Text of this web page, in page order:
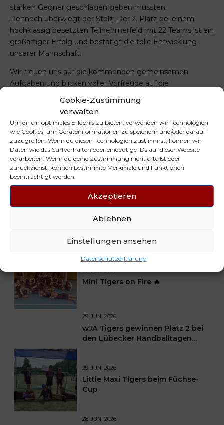
Cookie-Zustimmung
verwalten
Um dir ein optimales Erlebnis zu bieten, verwenden wir Technologien
wie Cookies, um Geräteinformationen zu speichern und/oder darauf
zuzugreifen. Wenn du diesen Technologien zustimmst, können wir
Daten wie das Surfverhalten oder eindeutige IDs auf dieser Website
verarbeiten. Wenn du deine Zustimmung nicht erteilst oder
zurückziehst, können bestimmte Merkmale und Funktionen
beeinträchtigt werden.
Akzeptieren
Ablehnen
Einstellungen ansehen
Datenschutzerklärung
starken Gegner geschlagen geben mussten.
Dennoch überwiegt der Stolz: Der 2. Platz bei einem
hochklassig besetzten Teilnehmerfeld mit 22 Teams ist ein
großartiger Erfolg und bestätigt die tolle Entwicklung
unserer Mannschaft.
Wir freuen uns auf die kommenden gemeinsamen
Aufgaben und blicken voller Vorfreude auf die
Gemeinsam werden wir weiter hart arbeiten und an die
anknüpfen.
PREVIOUS
Little Maxi Tigers
beim Füchse-Cup
Mini Tigers on Fire 🔥
29. JUNI 2026
Mini Tigers on Fire 🔥
29. JUNI 2026
wJA Tigers gewinnen Platz 2 bei
den Lübecker Handballtagen
29. JUNI 2026
Little Maxi Tigers beim Füchse-
Cup
28. JUNI 2026